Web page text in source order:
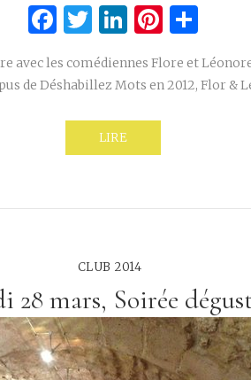
Facebook
Twitter
LinkedIn
avec les comédiennes Flore et
de Déshabillez Mots en 2012, Flor &
LIRE
CLUB 2014
28 mars, Soirée